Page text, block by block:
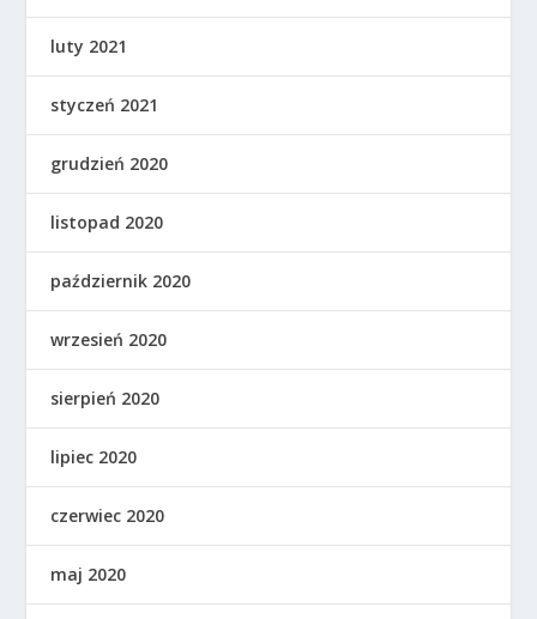
luty 2021
styczeń 2021
grudzień 2020
listopad 2020
październik 2020
wrzesień 2020
sierpień 2020
lipiec 2020
czerwiec 2020
maj 2020